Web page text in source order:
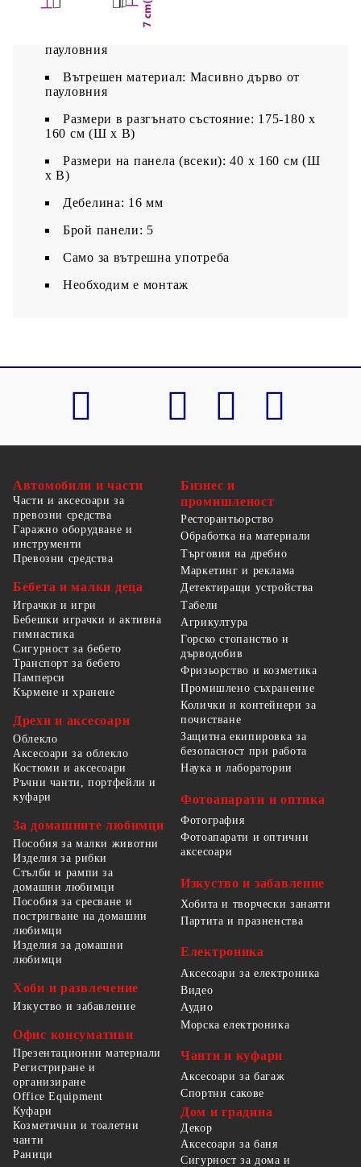
Цвят: Черен
пауловния
Вътрешен материал: Масивно дърво от
пауловния
Размери в разгънато състояние: 175-180 x
160 см (Ш x В)
Размери на панела (всеки): 40 x 160 см (Ш
x В)
Дебелина: 16 мм
Брой панели: 5
Само за вътрешна употреба
Необходим е монтаж
Автомобили и части
Части и аксесоари за
превозни средства
Гаражно оборудване и
инструменти
Превозни средства
Бебета и малки деца
Играчки и игри
Бебешки играчки и активна
гимнастика
Сигурност за бебето
Транспорт за бебето
Памперси
Кърмене и хранене
Дрехи и аксесоари
Облекло
Аксесоари за облекло
Костюми и аксесоари
Ръчни чанти, портфейли и
куфари
За домашните любимци
Пособия за малки животни
Изделия за рибки
Стълби и рампи за
домашни любимци
Пособия за сресване и
постригване на домашни
любимци
Изделия за домашни
любимци
Хоби и развлечение
Изкуство и забавление
Офис консумативи
Презентационни материали
Регистриране и
организиране
Office Equipment
Бизнес и
промишленост
Ресторантьорство
Обработка на материали
Търговия на дребно
Маркетинг и реклама
Детектиращи устройства
Табели
Агрикултура
Горско стопанство и
дърводобив
Фризьорство и козметика
Промишлено съхранение
Колички и контейнери за
почистване
Защитна екипировка за
безопасност при работа
Наука и лаборатории
Фотоапарати и оптика
Фотография
Фотоапарати и оптични
аксесоари
Изкуство и забавление
Хобита и творчески занаяти
Партита и празненства
Електроника
Аксесоари за електроника
Видео
Аудио
Морска електроника
Чанти и куфари
Аксесоари за багаж
Спортни сакове
Куфари
Козметични и тоалетни
чанти
Раници
Дом и градина
Декор
Аксесоари за баня
Сигурност за дома и